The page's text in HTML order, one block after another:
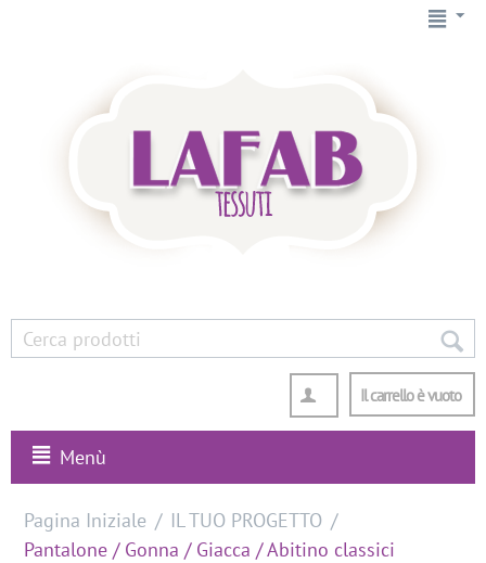
Il carrello è vuoto
Menù
Pagina Iniziale / IL TUO PROGETTO /
Pantalone / Gonna / Giacca / Abitino classici